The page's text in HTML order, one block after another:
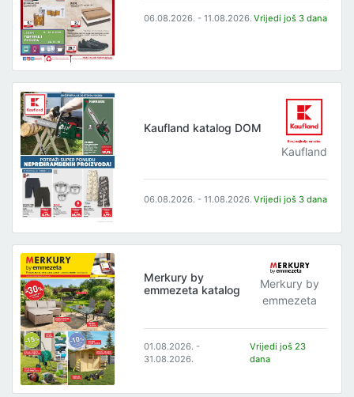
06.08.2026. - 11.08.2026. Vrijedi još 3 dana
Kaufland katalog DOM
Kaufland
06.08.2026. - 11.08.2026. Vrijedi još 3 dana
Merkury by
emmezeta katalog
Merkury by
emmezeta
01.08.2026. -
31.08.2026.
Vrijedi još 23
dana